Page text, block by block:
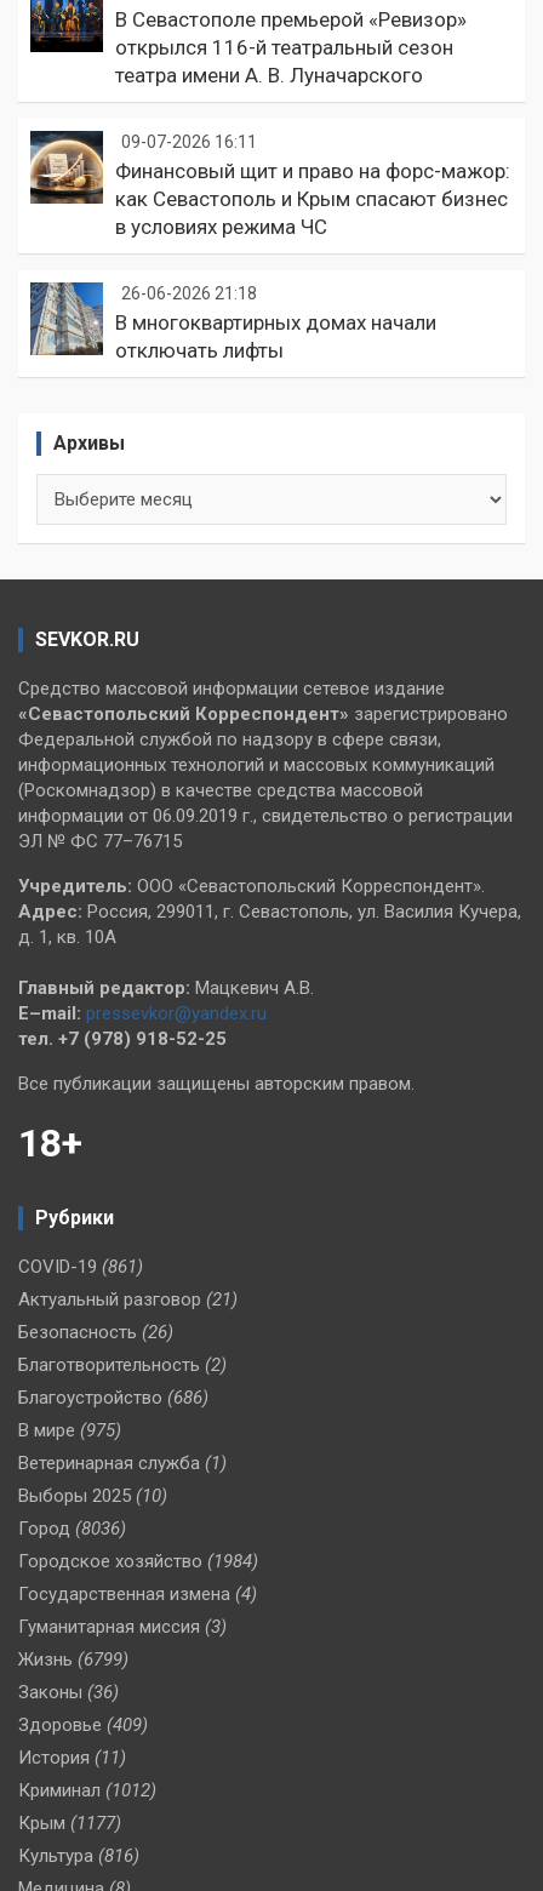
В Севастополе премьерой «Ревизор»
открылся 116-й театральный сезон
театра имени А. В. Луначарского
09-07-2026 16:11
Финансовый щит и право на форс-мажор:
как Севастополь и Крым спасают бизнес
в условиях режима ЧС
26-06-2026 21:18
В многоквартирных домах начали
отключать лифты
Архивы
SEVKOR.RU
Средство массовой информации сетевое издание
«Севастопольский Корреспондент» зарегистрировано
Федеральной службой по надзору в сфере связи,
информационных технологий и массовых коммуникаций
(Роскомнадзор) в качестве средства массовой
информации от 06.09.2019 г., свидетельство о регистрации
ЭЛ № ФС 77–76715
Учредитель: ООО «Севастопольский Корреспондент».
Адрес: Россия, 299011, г. Севастополь, ул. Василия Кучера,
д. 1, кв. 10А
Главный редактор: Мацкевич А.В.
E–mail: pressevkor@yandex.ru
тел. +7 (978) 918-52-25
Все публикации защищены авторским правом.
18+
Рубрики
COVID-19 (861)
Актуальный разговор (21)
Безопасность (26)
Благотворительность (2)
Благоустройство (686)
В мире (975)
Ветеринарная служба (1)
Выборы 2025 (10)
Город (8036)
Городское хозяйство (1984)
Государственная измена (4)
Гуманитарная миссия (3)
Жизнь (6799)
Законы (36)
Здоровье (409)
История (11)
Криминал (1012)
Крым (1177)
Культура (816)